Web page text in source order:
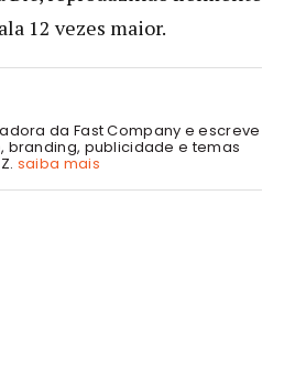
12 vezes maior.
da Fast Company e escreve
branding, publicidade e temas
saiba mais